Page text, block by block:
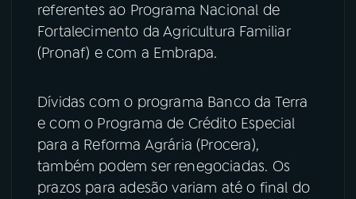
referentes ao Programa Nacional de
Fortalecimento da Agricultura Familiar
(Pronaf) e com a Embrapa.
Dívidas com o programa Banco da Terra
e com o Programa de Crédito Especial
para a Reforma Agrária (Procera),
também podem ser renegociadas. Os
prazos para adesão variam até o final do